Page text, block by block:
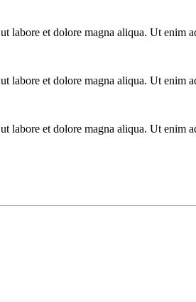
labore et dolore magna aliqua. Ut enim
labore et dolore magna aliqua. Ut enim
labore et dolore magna aliqua. Ut enim